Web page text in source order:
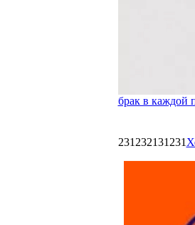
брак в каждой
231232131231